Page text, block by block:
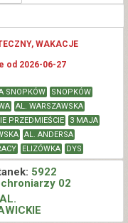
WAKACJE
od 2026-06-27
SNOPKÓW
SNOPKÓW
AL. WARSZAWSKA
PRZEDMIEŚCIE
3 MAJA
AL. ANDERSA
ELIZÓWKA DYS
5922
02
AL.